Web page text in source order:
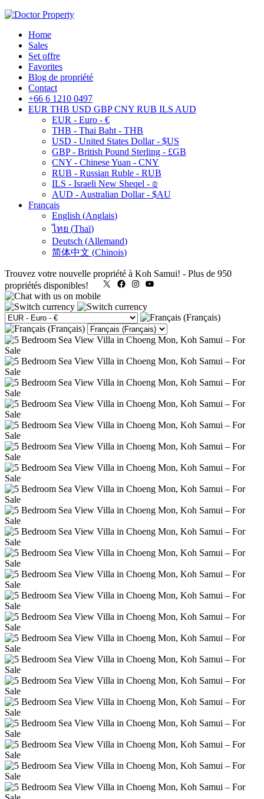
Home
Sales
Set offre
Favorites
Blog de propriété
Contact
+66 6 1210 0497
EUR THB USD GBP CNY RUB ILS AUD
EUR - Euro - €
THB - Thai Baht - THB
USD - United States Dollar - $US
GBP - British Pound Sterling - £GB
CNY - Chinese Yuan - CNY
RUB - Russian Ruble - RUB
ILS - Israeli New Sheqel - ₪
AUD - Australian Dollar - $AU
Français
English (Anglais)
ไทย (Thaï)
Deutsch (Allemand)
简体中文 (Chinois)
Trouvez votre nouvelle propriété à Koh Samui! - Plus de 950
propriétés disponibles!
X FacebookInstagram